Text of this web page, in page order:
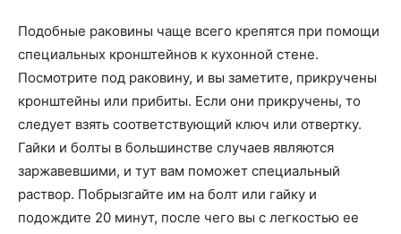
Подобные раковины чаще всего крепятся при помощи
специальных кронштейнов к кухонной стене.
Посмотрите под раковину, и вы заметите, прикручены
кронштейны или прибиты. Если они прикручены, то
следует взять соответствующий ключ или отвертку.
Гайки и болты в большинстве случаев являются
заржавевшими, и тут вам поможет специальный
раствор. Побрызгайте им на болт или гайку и
подождите 20 минут, после чего вы с легкостью ее